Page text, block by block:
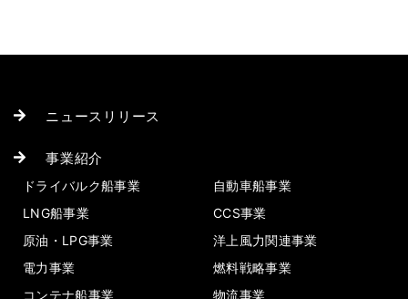
ニュースリリース
事業紹介
ドライバルク船事業
自動車船事業
LNG船事業
CCS事業
原油・LPG事業
洋上風力関連事業
電力事業
燃料戦略事業
コンテナ船事業
物流事業